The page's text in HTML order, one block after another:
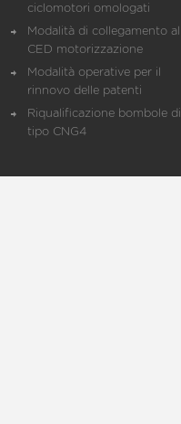
ciclomotori omologati
Modalità di collegamento al
CED motorizzazione
Modalità operative per il
rinnovo delle patenti
Riqualificazione bombole di
tipo CNG4